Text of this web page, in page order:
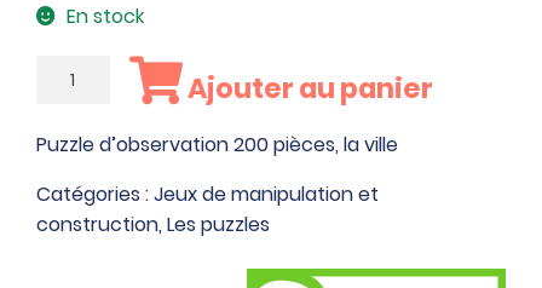
En stock
quantité
Puzzle
d'observation
200
pièces,
Ajouter au panier
Puzzle d’observation 200 pièces, la ville
Catégories :Jeux de manipulation et
construction, Les puzzles